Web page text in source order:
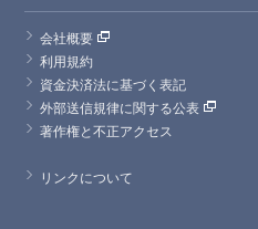
会社概要
利用規約
資金決済法に基づく表記
外部送信規律に関する公表
著作権と不正アクセス
リンクについて